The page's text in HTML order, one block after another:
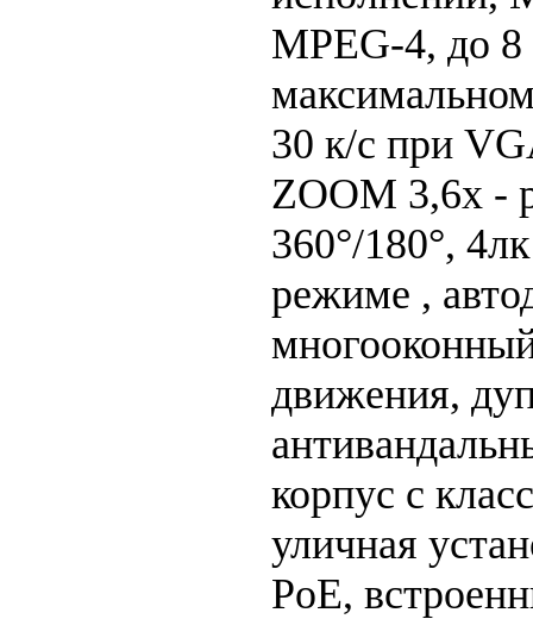
MPEG-4, до 8
30 к/с при
ZOOM 3,6x -
360°/180°,
режиме ,
движения,
корпус с
уличная
PoE,